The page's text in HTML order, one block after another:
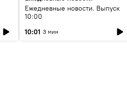
Ежедневные новости. Выпуск
10:00
10:01 3 мин